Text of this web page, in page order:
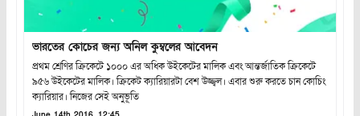
ভারতের কোচের জন্য অনিল কুম্বলের আবেদন
প্রথম শ্রেণির ক্রিকেটে ১০০০ এর অধিক উইকেটের মালিক এবং আন্তর্জাতিক ক্রিকেটে
৯৫৬ উইকেটের মালিক। ক্রিকেট ক্যারিয়ারটা বেশ উজ্জ্বল। এবার শুরু করতে চান কোচিং
ক্যারিয়ার। নিজের সেই অনুভূতি